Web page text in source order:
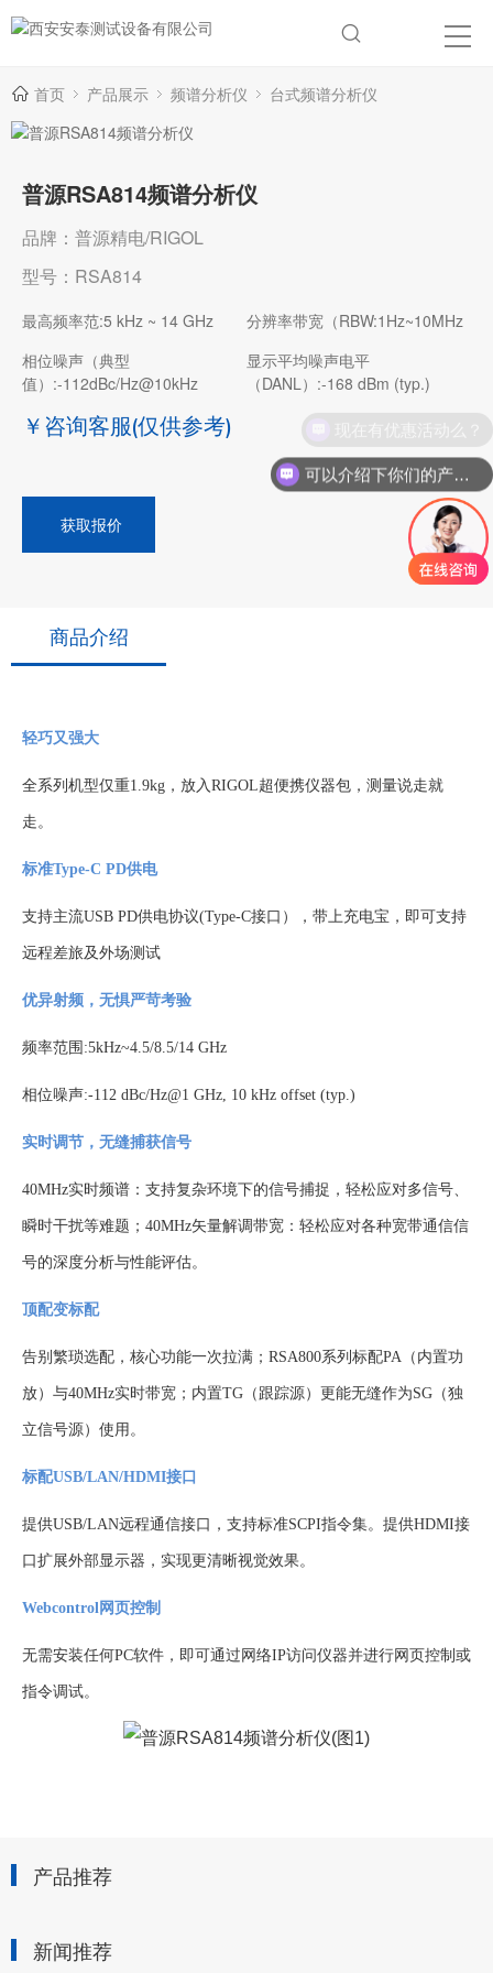
首页 产品展示 频谱分析仪 台式频谱分析仪
普源RSA814频谱分析仪
品牌：普源精电/RIGOL
型号：RSA814
最高频率范:5 kHz ~ 14 GHz
分辨率带宽（RBW:1Hz~10MHz
相位噪声（典型
值）:-112dBc/Hz@10kHz
显示平均噪声电平
（DANL）:-168 dBm (typ.)
￥咨询客服(仅供参考)
获取报价
商品介绍
轻巧又强大
全系列机型仅重1.9kg，放入RIGOL超便携仪器包，测量说走就
走。
标准Type-C PD供电
支持主流USB PD供电协议(Type-C接口），带上充电宝，即可支持
远程差旅及外场测试
优异射频，无惧严苛考验
频率范围 :5kHz~4.5/8.5/14 GHz
相位噪声:-112 dBc/Hz@1 GHz, 10 kHz offset (typ.)
实时调节，无缝捕获信号
40MHz实时频谱：支持复杂环境下的信号捕捉，轻松应对多信号、
瞬时干扰等难题；40MHz矢量解调带宽：轻松应对各种宽带通信信
号的深度分析与性能评估。
顶配变标配
告别繁琐选配，核心功能一次拉满； RSA800系列标配PA（内置功
放）与40MHz实时带宽；内置TG（跟踪源）更能无缝作为SG（独
立信号源）使用。
标配USB/LAN/HDMI接口
提供USB/LAN远程通信接口，支持标准SCPI指令集。提供HDMI接
口扩展外部显示器，实现更清晰视觉效果。
Webcontrol网页控制
无需安装任何PC软件，即可通过网络IP访问仪器并进行网页控制或
指令调试。
产品推荐
新闻推荐
可以介绍下你们的产品么？